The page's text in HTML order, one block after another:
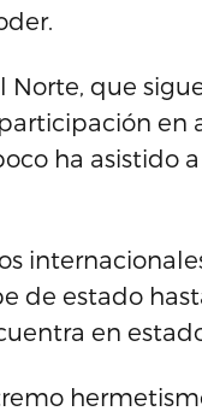
Norte, que
en
ha asistido
de estado
en